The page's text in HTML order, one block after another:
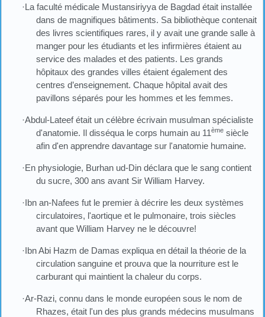
·La faculté médicale Mustansiriyya de Bagdad était installée
dans de magnifiques bâtiments. Sa bibliothèque contenait
des livres scientifiques rares, il y avait une grande salle à
manger pour les étudiants et les infirmières étaient au
service des malades et des patients. Les grands
hôpitaux des grandes villes étaient également des
centres d’enseignement. Chaque hôpital avait des
pavillons séparés pour les hommes et les femmes.
·Abdul-Lateef était un célèbre écrivain musulman spécialiste
d'anatomie. Il disséqua le corps humain au 11ème siècle
afin d'en apprendre davantage sur l'anatomie humaine.
·En physiologie, Burhan ud-Din déclara que le sang contient
du sucre, 300 ans avant Sir William Harvey.
·Ibn an-Nafees fut le premier à décrire les deux systèmes
circulatoires, l'aortique et le pulmonaire, trois siècles
avant que William Harvey ne le découvre!
·Ibn Abi Hazm de Damas expliqua en détail la théorie de la
circulation sanguine et prouva que la nourriture est le
carburant qui maintient la chaleur du corps.
·Ar-Razi, connu dans le monde européen sous le nom de
Rhazes, était l'un des plus grands médecins musulmans